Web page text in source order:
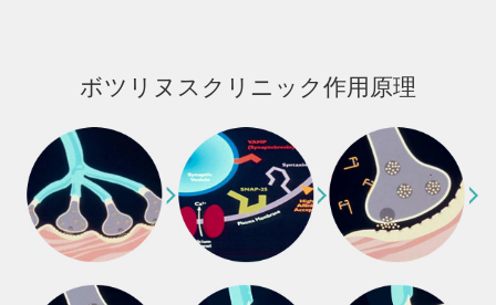
ボツリヌスクリニック作用原理